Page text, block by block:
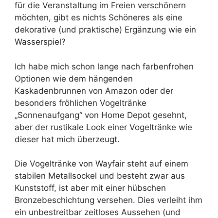
für die Veranstaltung im Freien verschönern
möchten, gibt es nichts Schöneres als eine
dekorative (und praktische) Ergänzung wie ein
Wasserspiel?
Ich habe mich schon lange nach farbenfrohen
Optionen wie dem hängenden
Kaskadenbrunnen von Amazon oder der
besonders fröhlichen Vogeltränke
„Sonnenaufgang“ von Home Depot gesehnt,
aber der rustikale Look einer Vogeltränke wie
dieser hat mich überzeugt.
Die Vogeltränke von Wayfair steht auf einem
stabilen Metallsockel und besteht zwar aus
Kunststoff, ist aber mit einer hübschen
Bronzebeschichtung versehen. Dies verleiht ihm
ein unbestreitbar zeitloses Aussehen (und